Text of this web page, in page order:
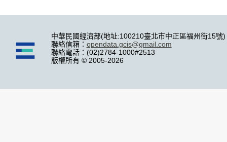
中華民國經濟部(地址:100210臺北市中正區福州街15號)
聯絡信箱： opendata.gcis@gmail.com
聯絡電話：(02)2784-1000#2513
版權所有 © 2005-2026